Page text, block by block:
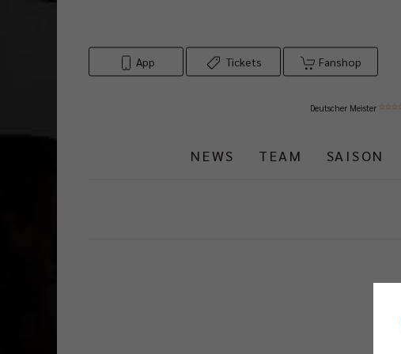
App Tickets Fanshop
Deutscher Meister
NEWS TEAM SAISON